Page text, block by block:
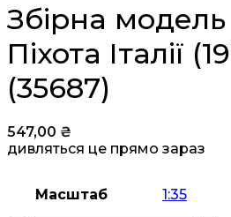
Збірна модель
Піхота Італії
(35687)
547,00 ₴
дивляться це прямо зараз
Масштаб 1:35